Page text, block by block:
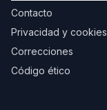
Contacto
Privacidad y cookies
Correcciones
Código ético